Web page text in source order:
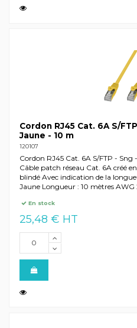
Cordon RJ45 Cat. 6A S/
Jaune - 10 m
120107
Cordon RJ45 Cat. 6A S/FTP - Sng
Câble patch réseau Cat. 6A créé
blindé Avec indication de la
Jaune Longueur : 10 mètres AWG
En stock
25,48 € HT